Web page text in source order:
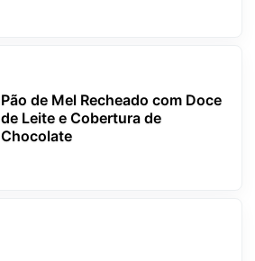
Pão de Mel Recheado com Doce
de Leite e Cobertura de
Chocolate